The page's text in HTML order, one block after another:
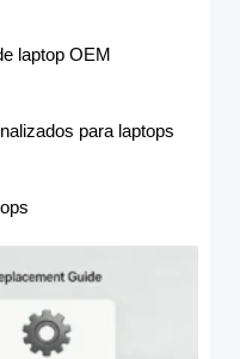
laptop OEM
para laptops